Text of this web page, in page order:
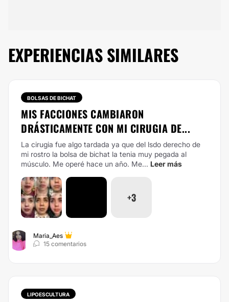
EXPERIENCIAS SIMILARES
BOLSAS DE BICHAT
MIS FACCIONES CAMBIARON
DRÁSTICAMENTE CON MI CIRUGIA DE...
La cirugia fue algo tardada ya que del lsdo derecho de
mi rostro la bolsa de bichat la tenia muy pegada al
músculo. Me operé hace un año. Me... Leer más
+3
Maria_Aes
15 comentarios
LIPOESCULTURA